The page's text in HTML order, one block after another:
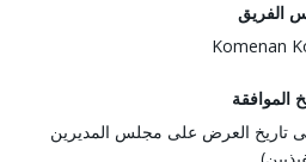
الفريق
Komenan
الموافقة
تاريخ العرض على مجلس المديرين